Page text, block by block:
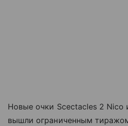
Новые очки Scectacles 2 Nico
вышли ограниченным